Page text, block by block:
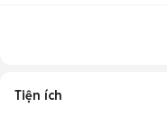
Tiện ích